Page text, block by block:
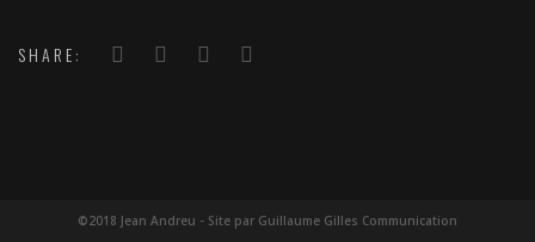
SHARE:
©2018 Jean Andreu - Site par Guillaume Gilles Communication